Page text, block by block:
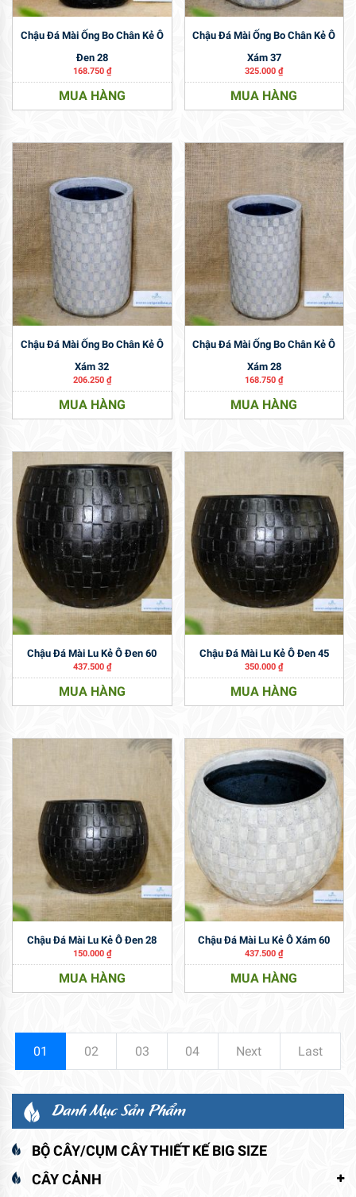
Chậu Đá Mài Ống Bo Chân Kẻ Ô
Đen 28
168.750 ₫
MUA HÀNG
Chậu Đá Mài Ống Bo Chân Kẻ Ô
Xám 37
325.000₫
MUA HÀNG
Chậu Đá Mài Ống Bo Chân Kẻ Ô
Xám 32
206.250 ₫
MUA HÀNG
Chậu Đá Mài Ống Bo Chân Kẻ Ô
Xám 28
168.750₫
MUA HÀNG
Chậu Đá Mài Lu Kẻ Ô Đen 60
437.500 ₫
MUA HÀNG
Chậu Đá Mài Lu Kẻ Ô Đen 45
350.000₫
MUA HÀNG
Chậu Đá Mài Lu Kẻ Ô Đen 28
150.000 ₫
MUA HÀNG
Chậu Đá Mài Lu Kẻ Ô Xám 60
437.500₫
MUA HÀNG
01 02 03 04 Next Last
Danh Mục Sản Phẩm
BỘ CÂY/CỤM CÂY THIẾT KẾ BIG SIZE
CÂY CẢNH